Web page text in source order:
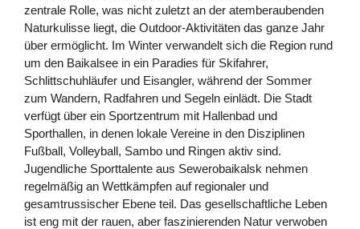
zentrale Rolle, was nicht zuletzt an der atemberaubenden
Naturkulisse liegt, die Outdoor-Aktivitäten das ganze Jahr
über ermöglicht. Im Winter verwandelt sich die Region rund
um den Baikalsee in ein Paradies für Skifahrer,
Schlittschuhläufer und Eisangler, während der Sommer
zum Wandern, Radfahren und Segeln einlädt. Die Stadt
verfügt über ein Sportzentrum mit Hallenbad und
Sporthallen, in denen lokale Vereine in den Disziplinen
Fußball, Volleyball, Sambo und Ringen aktiv sind.
Jugendliche Sporttalente aus Sewerobaikalsk nehmen
regelmäßig an Wettkämpfen auf regionaler und
gesamtrussischer Ebene teil. Das gesellschaftliche Leben
ist eng mit der rauen, aber faszinierenden Natur verwoben